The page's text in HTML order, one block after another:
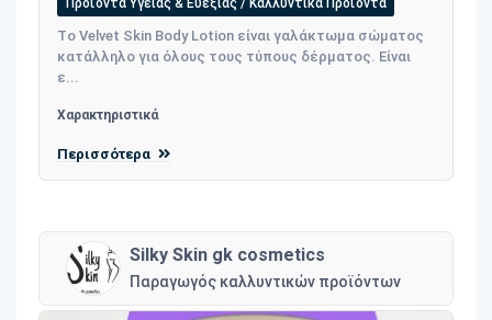
Προϊόντα Υγείας & Ευεξίας / Καλλυντικά Προϊόντα
Τo Velvet Skin Body Lotion είναι γαλάκτωμα σώματος
κατάλληλο για όλους τους τύπους δέρματος. Είναι
ε...
Χαρακτηριστικά
Περισσότερα
Silky Skin gk cosmetics
Παραγωγός καλλυντικών προϊόντων